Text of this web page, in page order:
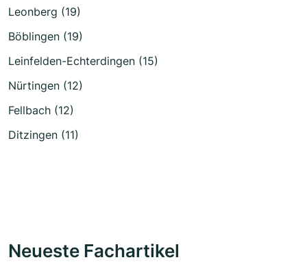
Leonberg (19)
Böblingen (19)
Leinfelden-Echterdingen (15)
Nürtingen (12)
Fellbach (12)
Ditzingen (11)
Neueste Fachartikel